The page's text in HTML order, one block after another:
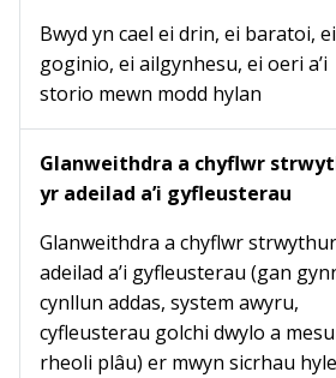
Bwyd yn cael ei drin, ei baratoi, ei
goginio, ei ailgynhesu, ei oeri a’i
storio mewn modd hylan
Glanweithdra a chyflwr
yr adeilad a’i gyfleusterau
Glanweithdra a chyflwr
adeilad a’i gyfleusterau (gan
cynllun addas, system awyru,
cyfleusterau golchi dwylo a
rheoli plâu) er mwyn sicrhau